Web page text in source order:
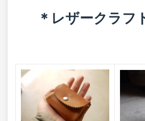
＊レザークラフ